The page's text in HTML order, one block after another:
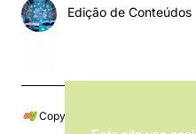
Edição de Conteúdos
Copyright © 2024, My